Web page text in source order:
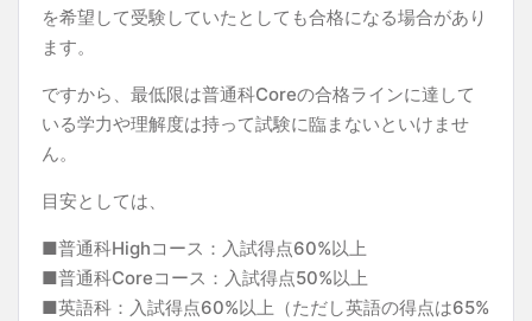
を希望して受験していたとしても合格になる場合があり
ます。
ですから、最低限は普通科Coreの合格ラインに達して
いる学力や理解度は持って試験に臨まないといけませ
ん。
目安としては、
■普通科Highコース：入試得点60%以上
■普通科Coreコース：入試得点50%以上
■英語科：入試得点60%以上（ただし英語の得点は65%